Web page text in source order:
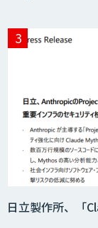
日立製作所、「